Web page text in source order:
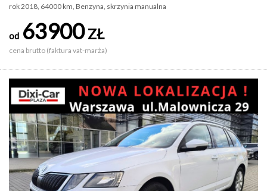
rok 2018, 64000 km, Benzyna, skrzynia manualna
od 63900ZŁ
cena brutto (faktura vat-marża)